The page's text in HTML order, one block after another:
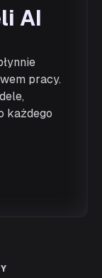
AI
pracy.
każdego